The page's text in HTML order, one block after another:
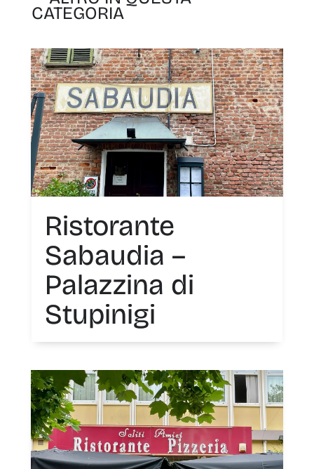
CATEGORIA
Ristorante
Sabaudia –
Palazzina di
Stupinigi